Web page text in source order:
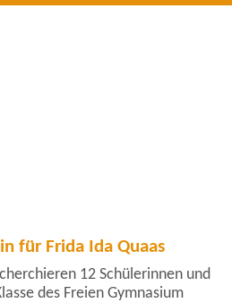
für Frida Ida Quaas
12 Schülerinnen und
des Freien Gymnasium